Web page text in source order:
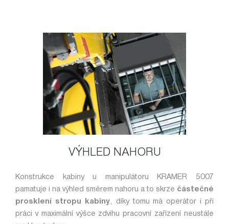
VÝHLED NAHORU
Konstrukce kabiny u manipulátoru KRAMER 5007
pamatuje i na výhled směrem nahoru a to skrze částečné
prosklení stropu kabiny, díky tomu má operátor i při
práci v maximální výšce zdvihu pracovní zařízení neustále